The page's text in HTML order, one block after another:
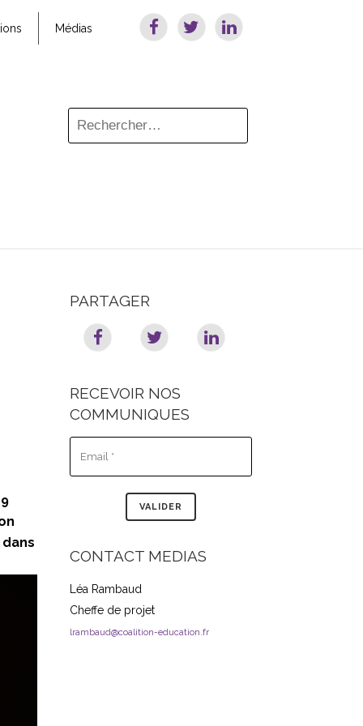
Médias
PARTAGER
RECEVOIR NOS
COMMUNIQUES
CONTACT MEDIAS
Léa Rambaud
Cheffe de projet
lrambaud@coalition-education.fr